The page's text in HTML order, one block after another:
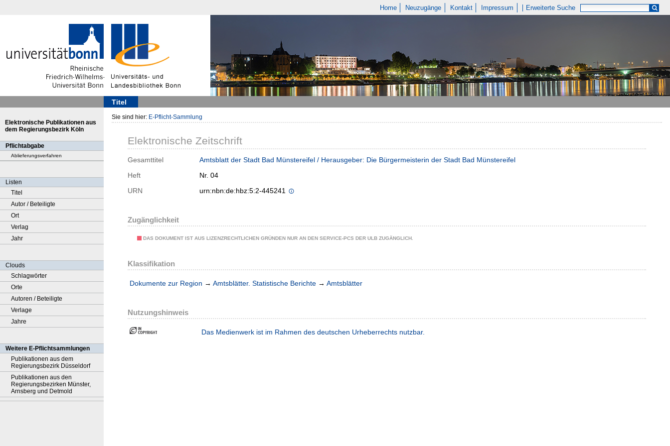
Home Neuzugänge Kontakt Impressum Erweiterte Suche
Titel
Elektronische Publikationen aus
dem Regierungsbezirk Köln
Pflichtabgabe
Ablieferungsverfahren
Listen
Titel
Autor / Beteiligte
Ort
Verlag
Jahr
Clouds
Schlagwörter
Orte
Autoren / Beteiligte
Verlage
Jahre
Weitere E-Pflichtsammlungen
Publikationen aus dem
Regierungsbezirk Düsseldorf
Publikationen aus den
Regierungsbezirken Münster,
Arnsberg und Detmold
Sie sind hier: E-Pflicht-Sammlung
Elektronische Zeitschrift
Gesamttitel
Amtsblatt der Stadt Bad Münstereifel / Herausgeber: Die Bürgermeisterin der Stadt Bad Münstereifel
Heft
Nr. 04
URN
urn:nbn:de:hbz:5:2-445241
Zugänglichkeit
DAS DOKUMENT IST AUS LIZENZRECHTLICHEN GRÜNDEN NUR AN DEN SERVICE-PCS DER ULB ZUGÄNGLICH.
Klassifikation
Dokumente zur Region → Amtsblätter. Statistische Berichte → Amtsblätter
Nutzungshinweis
Das Medienwerk ist im Rahmen des deutschen Urheberrechts nutzbar.